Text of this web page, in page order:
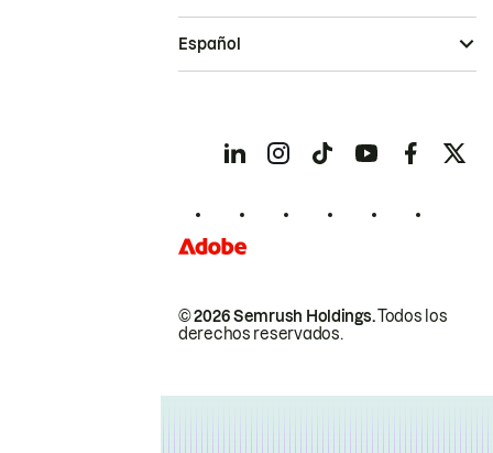
© 2026 Semrush Holdings.Todos los
derechos reservados.
Español